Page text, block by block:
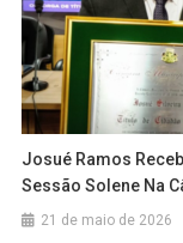
Josué Ramos
Sessão Solene Na
21 de maio de 2026